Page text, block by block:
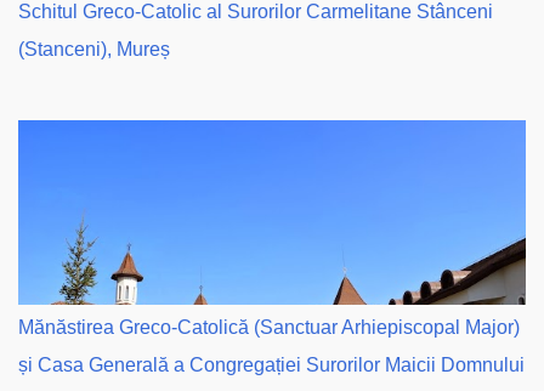
Schitul Greco-Catolic al Surorilor Carmelitane Stânceni
(Stanceni), Mureș
Mănăstirea Greco-Catolică (Sanctuar Arhiepiscopal Major)
și Casa Generală a Congregației Surorilor Maicii Domnului